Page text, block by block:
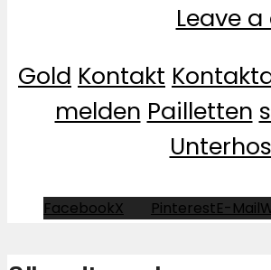
Leave
Gold Kontakt
melden Pailletten
FacebookX PinterestE-Mail